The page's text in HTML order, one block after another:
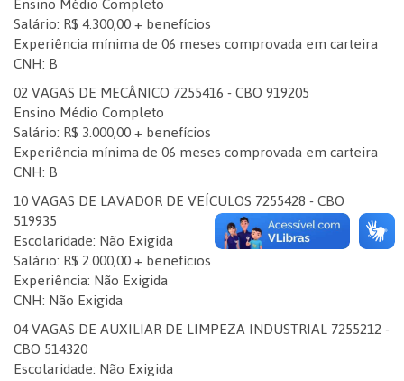
Salário: R$ 4.300,00 + benefícios
Experiência mínima de 06 meses comprovada em carteira
CNH: B
02 VAGAS DE MECÂNICO 7255416 - CBO 919205
Ensino Médio Completo
Salário: R$ 3.000,00 + benefícios
Experiência mínima de 06 meses comprovada em carteira
CNH: B
10 VAGAS DE LAVADOR DE VEÍCULOS 7255428 - CBO
519935
Escolaridade: Não Exigida
Salário: R$ 2.000,00 + benefícios
Experiência: Não Exigida
CNH: Não Exigida
04 VAGAS DE AUXILIAR DE LIMPEZA INDUSTRIAL 7255212 -
CBO 514320
Escolaridade: Não Exigida